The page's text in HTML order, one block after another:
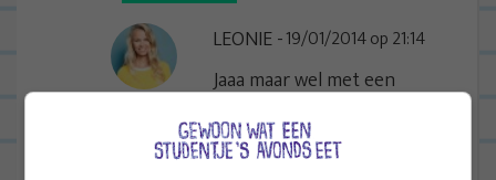
LEONIE 19/01/2014 op 21:14
Jaaa maar wel met een
knapperig korstje
BEANTWOORDEN